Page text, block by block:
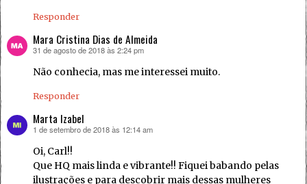
Responder
Mara Cristina Dias de Almeida
disse:
31 de agosto de 2018 às 2:24 pm
Não conhecia, mas me interessei muito.
Responder
Marta Izabel
disse:
1 de setembro de 2018 às 12:14 am
Oi, Carl!!
Que HQ mais linda e vibrante!! Fiquei babando pelas
ilustrações e para descobrir mais dessas mulheres